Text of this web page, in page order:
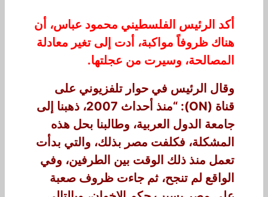
أكد الرئيس الفلسطيني محمود عباس، أن
هناك ظروفاً مواكبة، أدت إلى تغير معادلة
المصالحة، وسيرت من عجلتها.
وقال الرئيس في حوار تلفزيوني على
قناة (ON): “منذ أحداث 2007، ذهبنا إلى
جامعة الدول العربية، وطالبنا بحل هذه
المشكلة، فكلفت مصر بذلك، والتي بدأت
تعمل منذ ذلك الوقت بين الطرفين، وفي
الواقع لم تنجح، ثم جاءت ظروف صعبة